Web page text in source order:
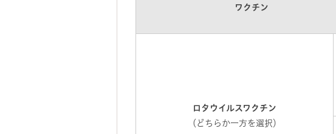
ワクチン
ロタウイルスワクチン
（どちらか一方を選択）